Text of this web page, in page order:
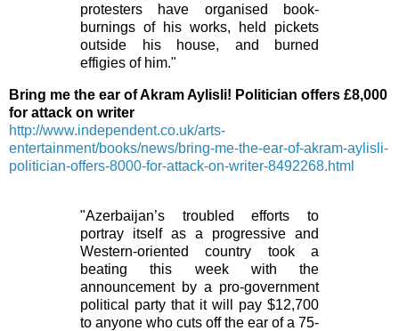
protesters have organised book-
burnings of his works, held pickets
outside his house, and burned
effigies of him."
Bring me the ear of Akram Aylisli! Politician offers £8,000
for attack on writer
http://www.independent.co.uk/arts-
entertainment/books/news/bring-me-the-ear-of-akram-aylisli-
politician-offers-8000-for-attack-on-writer-8492268.html
"Azerbaijan’s troubled efforts to
portray itself as a progressive and
Western-oriented country took a
beating this week with the
announcement by a pro-government
political party that it will pay $12,700
to anyone who cuts off the ear of a 75-